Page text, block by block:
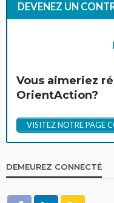
DEVENEZ UN
Vous aimeriez
OrientAction?
VISITEZ NOTRE PAGE
DEMEUREZ CONNECTÉ